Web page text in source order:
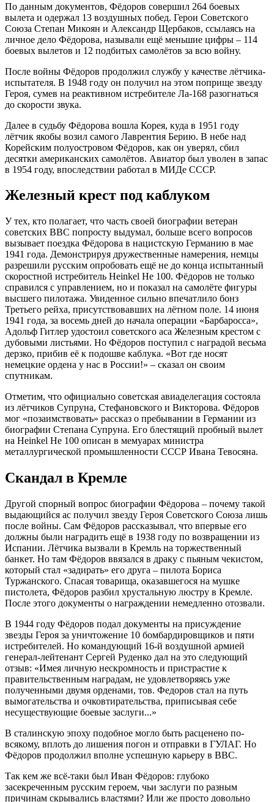
По данным документов, Фёдоров совершил 264 боевых
вылета и одержал 13 воздушных побед. Герои Советского
Союза Степан Микоян и Александр Щербаков, ссылаясь на
личное дело Фёдорова, называли ещё меньшие цифры – 114
боевых вылетов и 12 подбитых самолётов за всю войну.
После войны Фёдоров продолжил службу у качестве лётчика-
испытателя. В 1948 году он получил на этом поприще звезду
Героя, сумев на реактивном истребителе Ла-168 разогнаться
до скорости звука.
Далее в судьбу Фёдорова вошла Корея, куда в 1951 году
лётчик якобы возил самого Лаврентия Берию. В небе над
Корейским полуостровом Фёдоров, как он уверял, сбил
десятки американских самолётов. Авиатор был уволен в запас
в 1954 году, впоследствии работал в МИДе СССР.
Железный крест под каблуком
У тех, кто полагает, что часть своей биографии ветеран
советских ВВС попросту выдумал, больше всего вопросов
вызывает поездка Фёдорова в нацистскую Германию в мае
1941 года. Демонстрируя дружественные намерения, немцы
разрешили русским опробовать ещё не до конца испытанный
скоростной истребитель Heinkel He 100. Фёдоров не только
справился с управлением, но и показал на самолёте фигуры
высшего пилотажа. Увиденное сильно впечатлило бонз
Третьего рейха, присутствовавших на лётном поле. 14 июня
1941 года, за восемь дней до начала операции «Барбаросса»,
Адольф Гитлер удостоил советского аса Железным крестом с
дубовыми листьями. Но Фёдоров поступил с наградой весьма
дерзко, прибив её к подошве каблука. «Вот где носят
немецкие ордена у нас в России!» – сказал он своим
спутникам.
Отметим, что официально советская авиаделегация состояла
из лётчиков Супруна, Стефановского и Викторова. Фёдоров
мог «позаимствовать» рассказ о пребывании в Германии из
биографии Степана Супруна. Его блестящий пробный вылет
на Heinkel He 100 описан в мемуарах министра
металлургической промышленности СССР Ивана Тевосяна.
Скандал в Кремле
Другой спорный вопрос биографии Фёдорова – почему такой
выдающийся ас получил звезду Героя Советского Союза лишь
после войны. Сам Фёдоров рассказывал, что впервые его
должны были наградить ещё в 1938 году по возвращении из
Испании. Лётчика вызвали в Кремль на торжественный
банкет. Но там Фёдоров ввязался в драку с пьяным чекистом,
который стал «задирать» его друга – пилота Бориса
Туржанского. Спасая товарища, оказавшегося на мушке
пистолета, Фёдоров разбил хрустальную люстру в Кремле.
После этого документы о награждении немедленно отозвали.
В 1944 году Фёдоров подал документы на присуждение
звезды Героя за уничтожение 10 бомбардировщиков и пяти
истребителей. Но командующий 16-й воздушной армией
генерал-лейтенант Сергей Руденко дал на это следующий
отзыв: «Имея личную нескромность и пристрастие к
правительственным наградам, не удовлетворяясь уже
полученными двумя орденами, тов. Федоров стал на путь
вымогательства и очковтирательства, приписывая себе
несуществующие боевые заслуги...»
В сталинскую эпоху подобное могло быть расценено по-
всякому, вплоть до лишения погон и отправки в ГУЛАГ. Но
Фёдоров продолжил вполне успешную карьеру в ВВС.
Так кем же всё-таки был Иван Фёдоров: глубоко
засекреченным русским героем, чьи заслуги по разным
причинам скрывались властями? Или же просто довольно